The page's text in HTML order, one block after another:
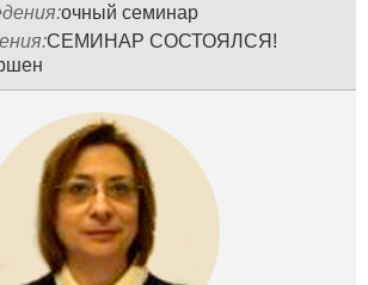
очный семинар
СЕМИНАР СОСТОЯЛСЯ!